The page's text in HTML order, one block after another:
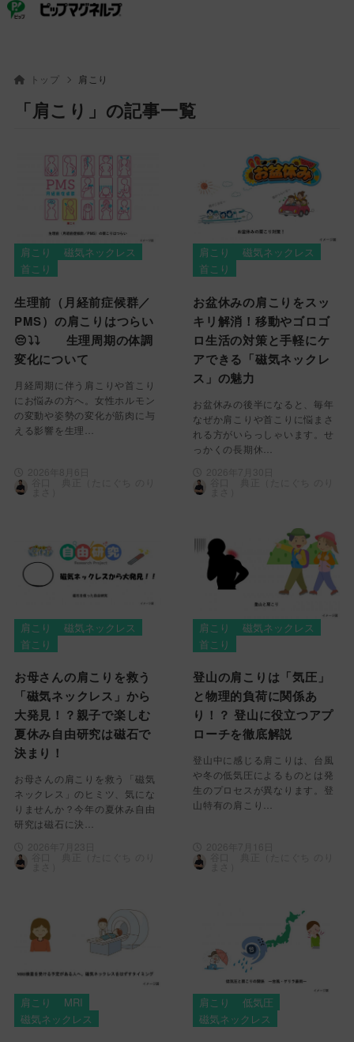
ピップ
トップ 肩こり
「肩こり」の記事一覧
肩こり
磁気ネックレス
首こり
生理前（月経前症候群／
PMS）の肩こりはつらい
😔⤵⤵ 生理周期の体調
変化について
月経周期に伴う肩こりや首こり
にお悩みの方へ。女性ホルモン
の変動や姿勢の変化が筋肉に与
える影響を生理…
肩こり
磁気ネックレス
首こり
お盆休みの肩こりをスッ
キリ解消！移動やゴロゴ
ロ生活の対策と手軽にケ
アできる「磁気ネックレ
ス」の魅力
お盆休みの後半になると、毎年
なぜか肩こりや首こりに悩まさ
れる方がいらっしゃいます。せ
っかくの長期休…
肩こり
磁気ネックレス
首こり
お母さんの肩こりを救う
「磁気ネックレス」から
大発見！？親子で楽しむ
夏休み自由研究は磁石で
決まり！
お母さんの肩こりを救う「磁気
ネックレス」のヒミツ、気にな
りませんか？今年の夏休み自由
研究は磁石に決…
肩こり
磁気ネックレス
首こり
登山の肩こりは「気圧」
と物理的負荷に関係あ
り！？ 登山に役立つアプ
ローチを徹底解説
登山中に感じる肩こりは、台風
や冬の低気圧によるものとは発
生のプロセスが異なります。登
山特有の肩こり…
肩こり
MRI
磁気ネックレス
肩こり
低気圧
磁気ネックレス